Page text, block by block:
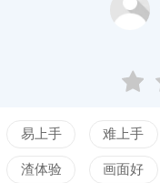
易上手 难上手
渣体验 画面好